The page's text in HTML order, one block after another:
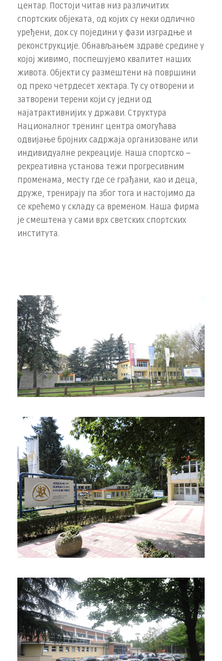
центар. Постоји читав низ различитих
спортских објеката, од којих су неки одлично
уређени, док су поједини у фази изградње и
реконструкције. Обнављањем здраве средине у
којој живимо, поспешујемо квалитет наших
живота. Објекти су размештени на површини
од преко четрдесет хектара. Ту су отворени и
затворени терени који су једни од
најатрактивнијих у држави. Структура
Националног тренинг центра омогућава
одвијање бројних садржаја организоване или
индивидуалне рекреације. Наша спортско –
рекреативна установа тежи прогресивним
променама, месту где се грађани, као и деца,
друже, тренирају па због тога и настојимо да
се крећемо у складу са временом. Наша фирма
је смештена у сами врх светских спортских
института.